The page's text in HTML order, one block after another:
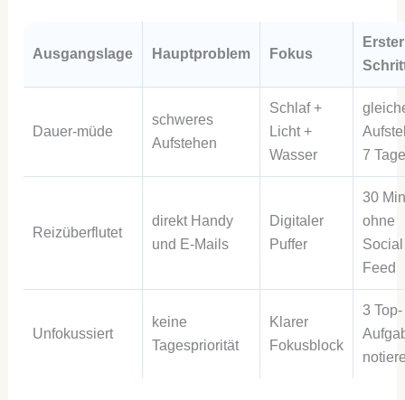
Ausgangslage Hauptproblem Fokus
Erster
Dauer-müde
schweres
Aufstehen
Schlaf +
Licht +
Wasser
7 Tage
Reizüberflutet
direkt Handy
und E-Mails
Digitaler
Puffer
30
ohne
Social
Feed
Unfokussiert
keine
Tagespriorität
Klarer
Fokusblock
3 Top-